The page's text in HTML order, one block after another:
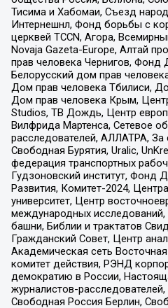
Тисима и Хабомаи, Съезд
Интернешнл, Фонд борьбы с
церквей TCCN, Агора,
Novaja Gazeta-Europe, Алтай
прав человека Чернигов, Фонд
Белорусский дом прав
Дом прав человека Тбилиси,
Дом прав человека Крым,
Studios, ТВ Дождь, Центр
Вилфрида Мартенса, Сетевое
расследователей, АЛЛАТРА,
Свободная Бурятия, Uralic,
федерация транспортных
Гудзоновский институт, Фонд
Развития, Комитет-2024,
университет, Центр
международных
башни, Библии и трактатов
Гражданский Совет, Центр
Академическая сеть
комитет действия, РЭНД
демократию в России,
журналистов-
Свободная Россия Берлин,